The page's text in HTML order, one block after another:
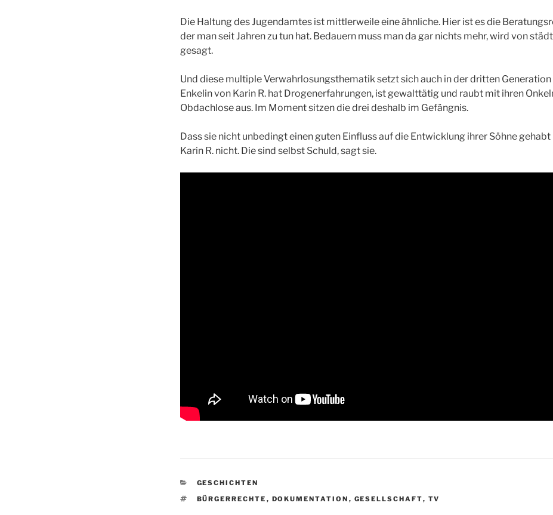
Die Haltung des Jugendamtes ist mittlerweile eine ähnliche. Hier ist es die
der man seit Jahren zu tun hat. Bedauern muss man da gar nichts mehr, wird von
gesagt.
Und diese multiple Verwahrlosungsthematik setzt sich auch in der dritten
Enkelin von Karin R. hat Drogenerfahrungen, ist gewalttätig und raubt mit ihren
Obdachlose aus. Im Moment sitzen die drei deshalb im Gefängnis.
Dass sie nicht unbedingt einen guten Einfluss auf die Entwicklung ihrer Söhne
Karin R. nicht. Die sind selbst Schuld, sagt sie.
KATEGORIEN
GESCHICHTEN
SCHLAGWÖRTER
BÜRGERRECHTE , DOKUMENTATION , GESELLSCHAFT, TV